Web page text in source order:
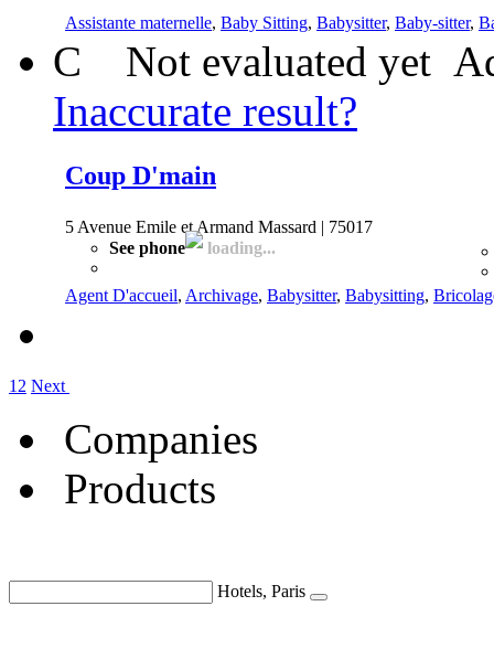
Assistante maternelle, Baby Sitting, Babysitter, Baby-sitter,
C Not evaluated yet
Inaccurate result?
Coup D'main
5 Avenue Emile et Armand Massard | 75017
See phone
loading...
Agent D'accueil, Archivage, Babysitter, Babysitting,
1 2 Next
Companies
Products
Hotels, Paris